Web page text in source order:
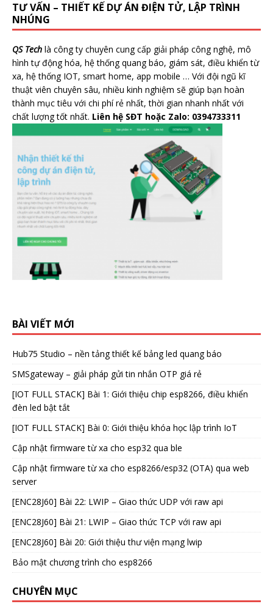
TƯ VẤN – THIẾT KẾ DỰ ÁN ĐIỆN TỬ, LẬP TRÌNH
NHÚNG
QS Tech là công ty chuyên cung cấp giải pháp công nghệ, mô
hình tự động hóa, hệ thống quang báo, giám sát, điều khiển từ
xa, hệ thống IOT, smart home, app mobile … Với đội ngũ kĩ
thuật viên chuyên sâu, nhiều kinh nghiệm sẽ giúp bạn hoàn
thành mục tiêu với chi phí rẻ nhất, thời gian nhanh nhất với
chất lượng tốt nhất. Liên hệ SĐT hoặc Zalo: 0394733311
BÀI VIẾT MỚI
Hub75 Studio – nền tảng thiết kế bảng led quang báo
SMSgateway – giải pháp gửi tin nhắn OTP giá rẻ
[IOT FULL STACK] Bài 1: Giới thiệu chip esp8266, điều khiển
đèn led bật tắt
[IOT FULL STACK] Bài 0: Giới thiệu khóa học lập trình IoT
Cập nhật firmware từ xa cho esp32 qua ble
Cập nhật firmware từ xa cho esp8266/esp32 (OTA) qua web
server
[ENC28J60] Bài 22: LWIP – Giao thức UDP với raw api
[ENC28J60] Bài 21: LWIP – Giao thức TCP với raw api
[ENC28J60] Bài 20: Giới thiệu thư viện mạng lwip
Bảo mật chương trình cho esp8266
CHUYÊN MỤC